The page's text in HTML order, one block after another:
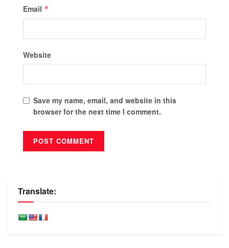
Email *
Website
Save my name, email, and website in this
browser for the next time I comment.
Translate: